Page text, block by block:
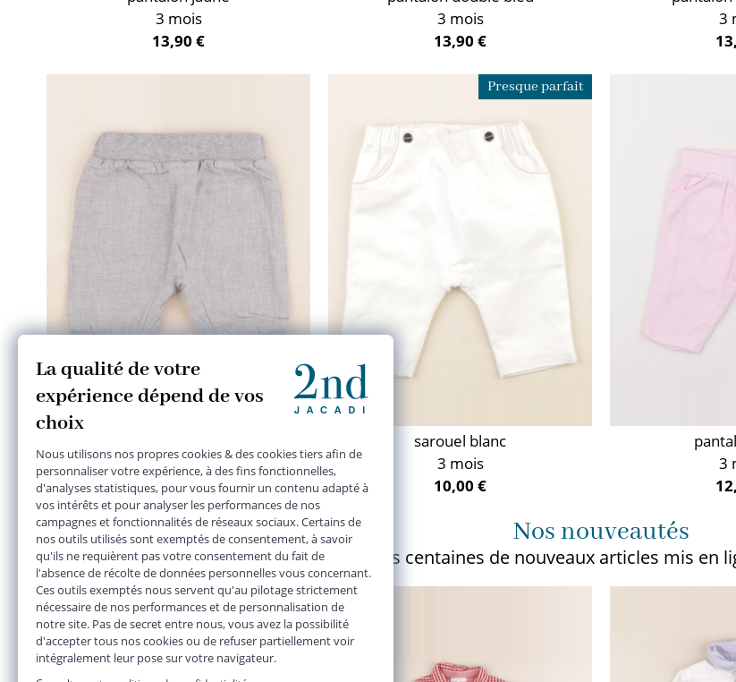
3 mois
13,90 €
3 mois
13,90 €
3
3 mois
13,90 €
Presque parfait
sarouel blanc
3 mois
10,00 €
3
Nos nouveautés
Plusieurs centaines de nouveaux articles mis en